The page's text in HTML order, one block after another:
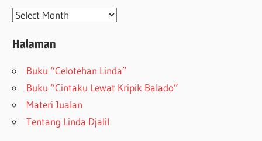
Arsip
Halaman
Buku “Celotehan Linda”
Buku “Cintaku Lewat Kripik Balado”
Materi Jualan
Tentang Linda Djalil